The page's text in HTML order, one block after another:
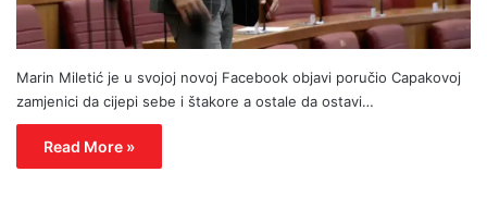
Marin Miletić je u svojoj novoj Facebook objavi poručio Capakovoj
zamjenici da cijepi sebe i štakore a ostale da ostavi…
Read More »